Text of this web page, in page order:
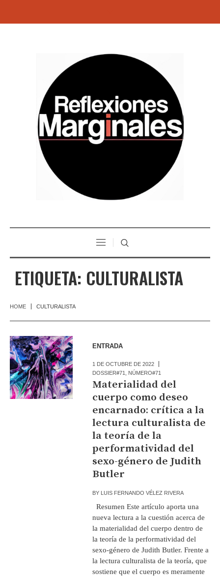
ETIQUETA: CULTURALISTA
HOME CULTURALISTA
ENTRADA
1 DE OCTUBRE DE 2022
DOSSIER#71
NÚMERO#71
Materialidad del
cuerpo como deseo
encarnado: crítica a la
lectura culturalista de
la teoría de la
performatividad del
sexo-género de Judith
Butler
BY LUIS FERNANDO VÉLEZ RIVERA
Resumen Este artículo aporta una
nueva lectura a la cuestión acerca de
la materialidad del cuerpo dentro de
la teoría de la performatividad del
sexo-género de Judith Butler. Frente a
la lectura culturalista de la teoría, que
sostiene que el cuerpo es meramente